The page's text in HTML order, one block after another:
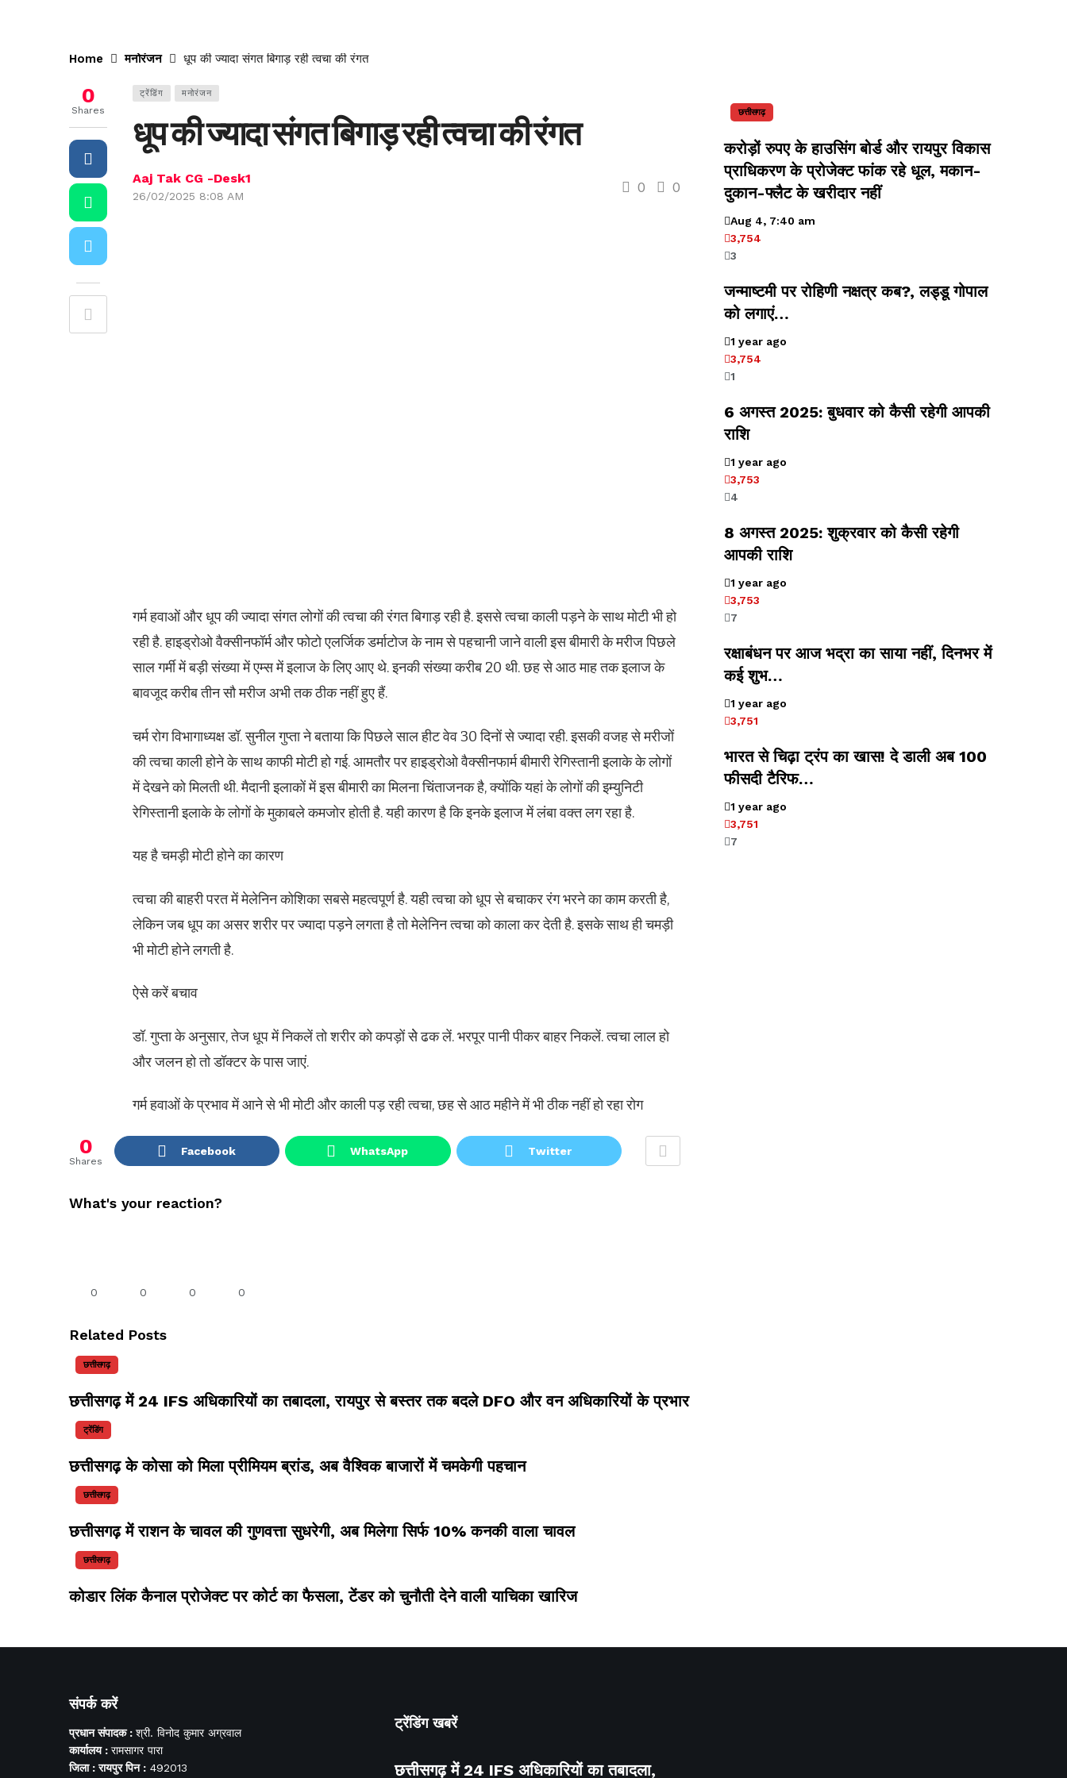
Home मनोरंजन धूप की ज्यादा संगत बिगाड़ रही त्वचा की रंगत
ट्रेंडिंग मनोरंजन
धूप की ज्यादा संगत बिगाड़ रही त्वचा की रंगत
Aaj Tak CG -Desk1
26/02/2025 8:08 AM
0 0
0
Shares
गर्म हवाओं और धूप की ज्यादा संगत लोगों की त्वचा की रंगत बिगाड़ रही है. इससे त्वचा काली पड़ने के साथ मोटी भी हो
रही है. हाइड्रोओ वैक्सीनफॉर्म और फोटो एलर्जिक डर्माटोज के नाम से पहचानी जाने वाली इस बीमारी के मरीज पिछले
साल गर्मी में बड़ी संख्या में एम्स में इलाज के लिए आए थे. इनकी संख्या करीब 20 थी. छह से आठ माह तक इलाज के
बावजूद करीब तीन सौ मरीज अभी तक ठीक नहीं हुए हैं.
चर्म रोग विभागाध्यक्ष डॉ. सुनील गुप्ता ने बताया कि पिछले साल हीट वेव 30 दिनों से ज्यादा रही. इसकी वजह से मरीजों
की त्वचा काली होने के साथ काफी मोटी हो गई. आमतौर पर हाइड्रोओ वैक्सीनफार्म बीमारी रेगिस्तानी इलाके के लोगों
में देखने को मिलती थी. मैदानी इलाकों में इस बीमारी का मिलना चिंताजनक है, क्योंकि यहां के लोगों की इम्युनिटी
रेगिस्तानी इलाके के लोगों के मुकाबले कमजोर होती है. यही कारण है कि इनके इलाज में लंबा वक्त लग रहा है.
यह है चमड़ी मोटी होने का कारण
त्वचा की बाहरी परत में मेलेनिन कोशिका सबसे महत्वपूर्ण है. यही त्वचा को धूप से बचाकर रंग भरने का काम करती है,
लेकिन जब धूप का असर शरीर पर ज्यादा पड़ने लगता है तो मेलेनिन त्वचा को काला कर देती है. इसके साथ ही चमड़ी
भी मोटी होने लगती है.
ऐसे करें बचाव
डॉ. गुप्ता के अनुसार, तेज धूप में निकलें तो शरीर को कपड़ों सेे ढक लें. भरपूर पानी पीकर बाहर निकलें. त्वचा लाल हो
और जलन हो तो डॉक्टर के पास जाएं.
गर्म हवाओं के प्रभाव में आने से भी मोटी और काली पड़ रही त्वचा, छह से आठ महीने में भी ठीक नहीं हो रहा रोग
0
Shares
Facebook WhatsApp Twitter
What's your reaction?
0 0 0 0
छत्तीसगढ़
करोड़ों रुपए के हाउसिंग बोर्ड और रायपुर विकास
प्राधिकरण के प्रोजेक्ट फांक रहे धूल, मकान-
दुकान-फ्लैट के खरीदार नहीं
Aug 4, 7:40 am
3,754
3
जन्माष्टमी पर रोहिणी नक्षत्र कब?, लड्डू गोपाल
को लगाएं…
1 year ago
3,754
1
6 अगस्त 2025: बुधवार को कैसी रहेगी आपकी
राशि
1 year ago
3,753
4
8 अगस्त 2025: शुक्रवार को कैसी रहेगी
आपकी राशि
1 year ago
3,753
7
रक्षाबंधन पर आज भद्रा का साया नहीं, दिनभर में
कई शुभ…
1 year ago
3,751
भारत से चिढ़ा ट्रंप का खास! दे डाली अब 100
फीसदी टैरिफ…
1 year ago
3,751
7
Related Posts
छत्तीसगढ़
छत्तीसगढ़ में 24 IFS अधिकारियों का तबादला, रायपुर से बस्तर तक बदले DFO और वन अधिकारियों के प्रभार
ट्रेंडिंग
छत्तीसगढ़ के कोसा को मिला प्रीमियम ब्रांड, अब वैश्विक बाजारों में चमकेगी पहचान
छत्तीसगढ़
छत्तीसगढ़ में राशन के चावल की गुणवत्ता सुधरेगी, अब मिलेगा सिर्फ 10% कनकी वाला चावल
छत्तीसगढ़
कोडार लिंक कैनाल प्रोजेक्ट पर कोर्ट का फैसला, टेंडर को चुनौती देने वाली याचिका खारिज
संपर्क करें
प्रधान संपादक : श्री. विनोद कुमार अग्रवाल
कार्यालय : रामसागर पारा
जिला : रायपुर पिन : 492013
ट्रेंडिंग खबरें
छत्तीसगढ़ में 24 IFS अधिकारियों का तबादला,